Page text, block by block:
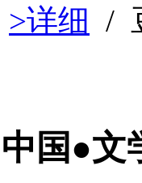
>详细 /
中国●文